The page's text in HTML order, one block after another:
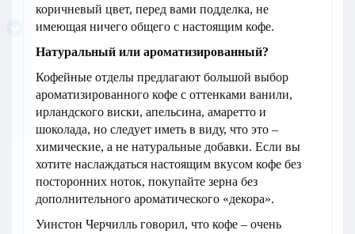
коричневый цвет, перед вами подделка, не
имеющая ничего общего с настоящим кофе.
Натуральный или ароматизированный?
Кофейные отделы предлагают большой выбор
ароматизированного кофе с оттенками ванили,
ирландского виски, апельсина, амаретто и
шоколада, но следует иметь в виду, что это –
химические, а не натуральные добавки. Если вы
хотите наслаждаться настоящим вкусом кофе без
посторонних ноток, покупайте зерна без
дополнительного ароматического «декора».
Уинстон Черчилль говорил, что кофе – очень